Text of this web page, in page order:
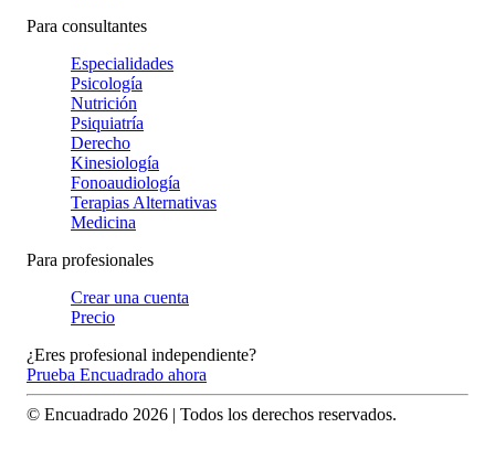
Para consultantes
Especialidades
Psicología
Nutrición
Psiquiatría
Derecho
Kinesiología
Fonoaudiología
Terapias Alternativas
Medicina
Para profesionales
Crear una cuenta
Precio
¿Eres profesional independiente?
Prueba Encuadrado ahora
© Encuadrado 2026 | Todos los derechos reservados.